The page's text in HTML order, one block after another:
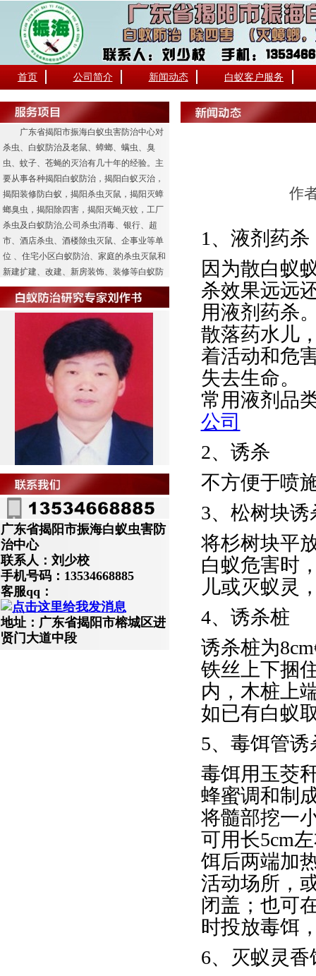
首页 公司简介 新闻动态 白蚁客户服务
广东省揭阳市振海白蚁虫害防治中心对
杀虫、白蚁防治及老鼠、蟑螂、螨虫、臭
虫、蚊子、苍蝇的灭治有几十年的经验。主
要从事各种揭阳白蚁防治，揭阳白蚁灭治，
揭阳装修防白蚁，揭阳杀虫灭鼠，揭阳灭蟑
螂臭虫，揭阳除四害，揭阳灭蝇灭蚊，工厂
杀虫及白蚁防治,公司杀虫消毒、银行、超
市、酒店杀虫、酒楼除虫灭鼠、企事业等单
位 、住宅小区白蚁防治、家庭的杀虫灭鼠和
新建扩建、改建、新房装饰、装修等白蚁防
治工程业务。
广东省揭阳市振海白蚁虫害防
治中心
联系人：刘少校
手机号码：13534668885
客服qq：
地址：广东省揭阳市榕城区进
贤门大道中段
作
1、液剂药杀
因为散白蚁
杀效果远远
用液剂药杀
散落药水儿
着活动和危
失去生命。
常用液剂品
公司
2、诱杀
不方便于喷
3、松树块诱
将杉树块平
白蚁危害时
儿或灭蚁灵
4、诱杀桩
诱杀桩为
铁丝上下捆
内，木桩上
如已有白蚁
5、毒饵管诱
毒饵用玉茭
蜂蜜调和制
将髓部挖一
可用长5cm
饵后两端加
活动场所，
闭盖；也可
时投放毒饵
6、灭蚁灵香